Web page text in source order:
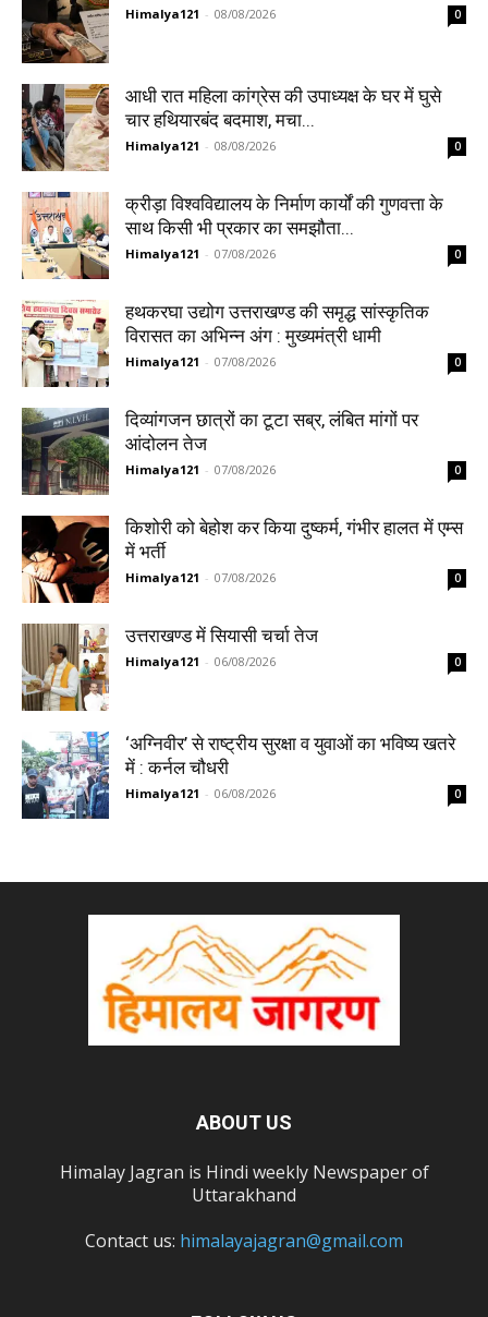
Himalya121 - 08/08/2026 0
आधी रात महिला कांग्रेस की उपाध्यक्ष के घर में घुसे
चार हथियारबंद बदमाश, मचा...
Himalya121 - 08/08/2026 0
क्रीड़ा विश्वविद्यालय के निर्माण कार्यों की गुणवत्ता के
साथ किसी भी प्रकार का समझौता...
Himalya121 - 07/08/2026 0
हथकरघा उद्योग उत्तराखण्ड की समृद्ध सांस्कृतिक
विरासत का अभिन्न अंग : मुख्यमंत्री धामी
Himalya121 - 07/08/2026 0
दिव्यांगजन छात्रों का टूटा सब्र, लंबित मांगों पर
आंदोलन तेज
Himalya121 - 07/08/2026 0
किशोरी को बेहोश कर किया दुष्कर्म, गंभीर हालत में एम्स
में भर्ती
Himalya121 - 07/08/2026 0
उत्तराखण्ड में सियासी चर्चा तेज
Himalya121 - 06/08/2026 0
‘अग्निवीर’ से राष्ट्रीय सुरक्षा व युवाओं का भविष्य खतरे
में : कर्नल चौधरी
Himalya121 - 06/08/2026 0
ABOUT US
Himalay Jagran is Hindi weekly Newspaper of
Uttarakhand
Contact us: himalayajagran@gmail.com